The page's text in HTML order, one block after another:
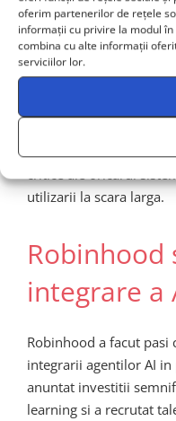
oferim partenerilor de rețele
informații cu privire la modul
combina cu alte informații
serviciilor lor.
manipula sa ia decizii
extrem, un atacator
AI utilizati de milioane
manipula preturile
propriu. Robustete la
infrastructurii de date
critice ale oricarui
utilizarii la scara larga.
Robinhood
integrare a
Robinhood a facut
integrarii agentilor AI
anuntat investitii
learning si a recrutat